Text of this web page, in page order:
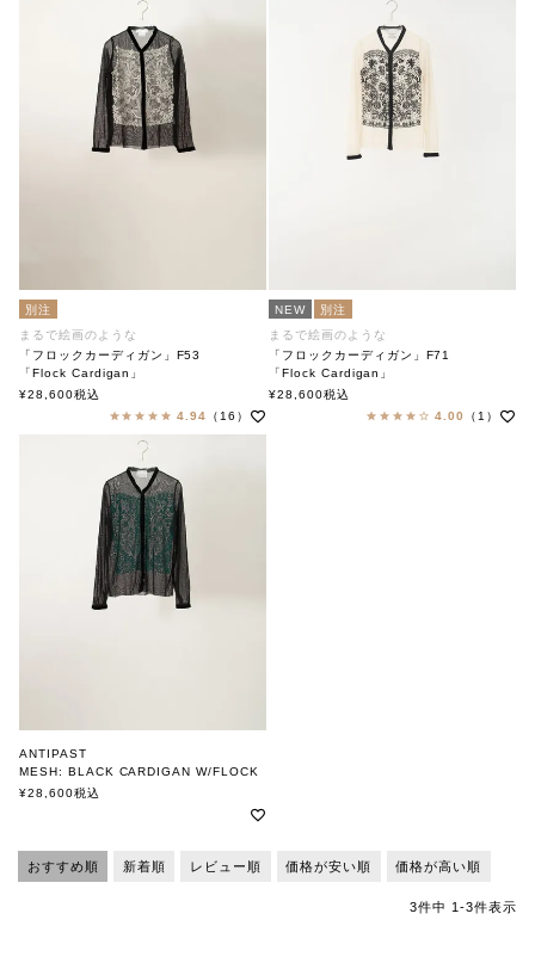
別注
まるで絵画のような
「フロックカーディガン」F53
「Flock Cardigan」
soutiencollar（ステンカラー）
¥28,600税込
4.94
（16）
NEW
別注
まるで絵画のような
「フロックカーディガン」F71
「Flock Cardigan」
soutiencollar（ステンカラー）
¥28,600税込
4.00
（1）
ANTIPAST
MESH: BLACK CARDIGAN W/FLOCK
アンティパスト
¥28,600税込
おすすめ順 新着順 レビュー順 価格が安い順 価格が高い順
3件中 1-3件表示